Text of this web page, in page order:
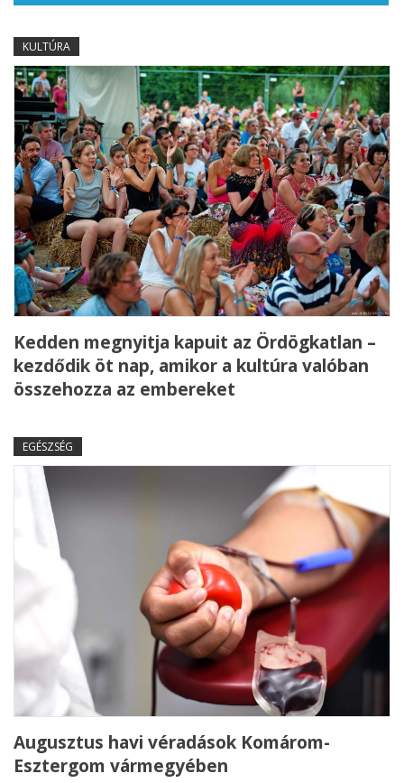
KULTÚRA
Kedden megnyitja kapuit az Ördögkatlan –
kezdődik öt nap, amikor a kultúra valóban
összehozza az embereket
EGÉSZSÉG
Augusztus havi véradások Komárom-
Esztergom vármegyében